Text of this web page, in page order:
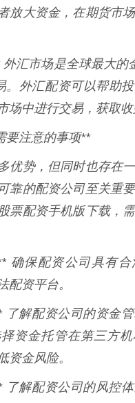
放大资金，在期货市
汇市场是全球最大的
。外汇配资可以帮助
场中进行交易，获取收
要注意的事项**
优势，但同时也存在一
靠的配资公司至关重
票配资手机版下载，
确保配资公司具有合
配资平台。
了解配资公司的资金
资金托管在第三方
资金风险。
了解配资公司的风控